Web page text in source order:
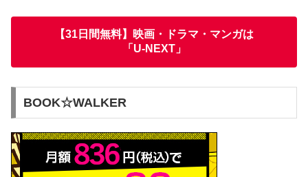
【31日間無料】映画・ドラマ・マンガは
「U-NEXT」
BOOK☆WALKER